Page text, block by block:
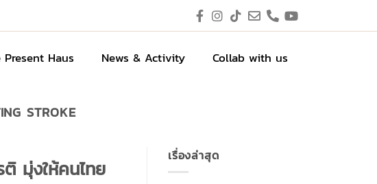
Present Haus News & Activity Collab with us
STROKE
มุ่งให้คนไทย
เรื่องล่าสุด